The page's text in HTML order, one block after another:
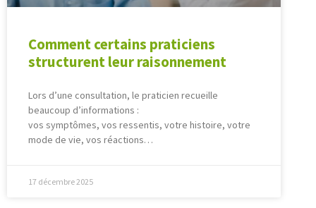
Comment certains praticiens
structurent leur raisonnement
Lors d’une consultation, le praticien recueille
beaucoup d’informations :
vos symptômes, vos ressentis, votre histoire, votre
mode de vie, vos réactions…
17 décembre 2025